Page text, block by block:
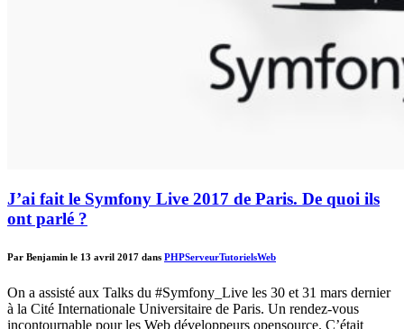
J’ai fait le Symfony Live 2017 de Paris. De quoi ils
ont parlé ?
Par Benjamin le 13 avril 2017 dans PHPServeurTutorielsWeb
On a assisté aux Talks du #Symfony_Live les 30 et 31 mars dernier
à la Cité Internationale Universitaire de Paris. Un rendez-vous
incontournable pour les Web développeurs opensource. C’était